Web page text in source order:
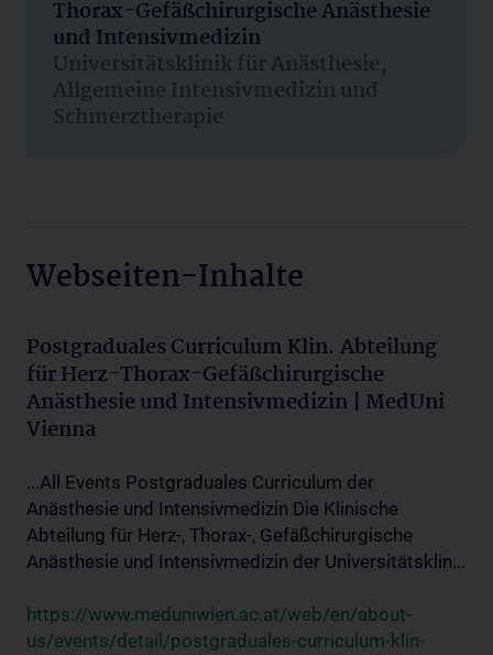
Thorax-Gefäßchirurgische Anästhesie
und Intensivmedizin
Universitätsklinik für Anästhesie,
Allgemeine Intensivmedizin und
Schmerztherapie
Webseiten-Inhalte
Postgraduales Curriculum Klin. Abteilung
für Herz-Thorax-Gefäßchirurgische
Anästhesie und Intensivmedizin | MedUni
Vienna
...All Events Postgraduales Curriculum der
Anästhesie und Intensivmedizin Die Klinische
Abteilung für Herz-, Thorax-, Gefäßchirurgische
Anästhesie und Intensivmedizin der Universitätsklin...
https://www.meduniwien.ac.at/web/en/about-
us/events/detail/postgraduales-curriculum-klin-